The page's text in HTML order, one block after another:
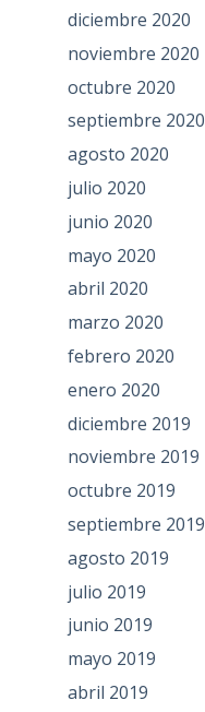
diciembre 2020
noviembre 2020
octubre 2020
septiembre 2020
agosto 2020
julio 2020
junio 2020
mayo 2020
abril 2020
marzo 2020
febrero 2020
enero 2020
diciembre 2019
noviembre 2019
octubre 2019
septiembre 2019
agosto 2019
julio 2019
junio 2019
mayo 2019
abril 2019